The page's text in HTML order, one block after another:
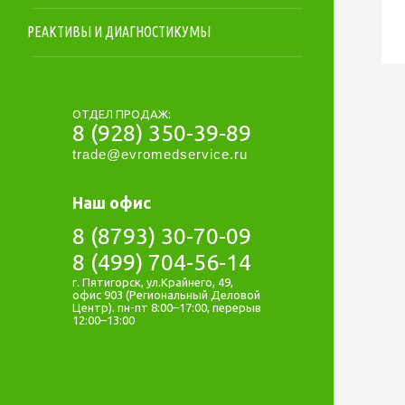
РЕАКТИВЫ И ДИАГНОСТИКУМЫ
ОТДЕЛ ПРОДАЖ:
8 (928) 350-39-89
trade@evromedservice.ru
Наш офис
8 (8793) 30-70-09
8 (499) 704-56-14
г. Пятигорск, ул.Крайнего, 49,
офис 903 (Региональный Деловой
Центр). пн-пт 8:00–17:00, перерыв
12:00–13:00